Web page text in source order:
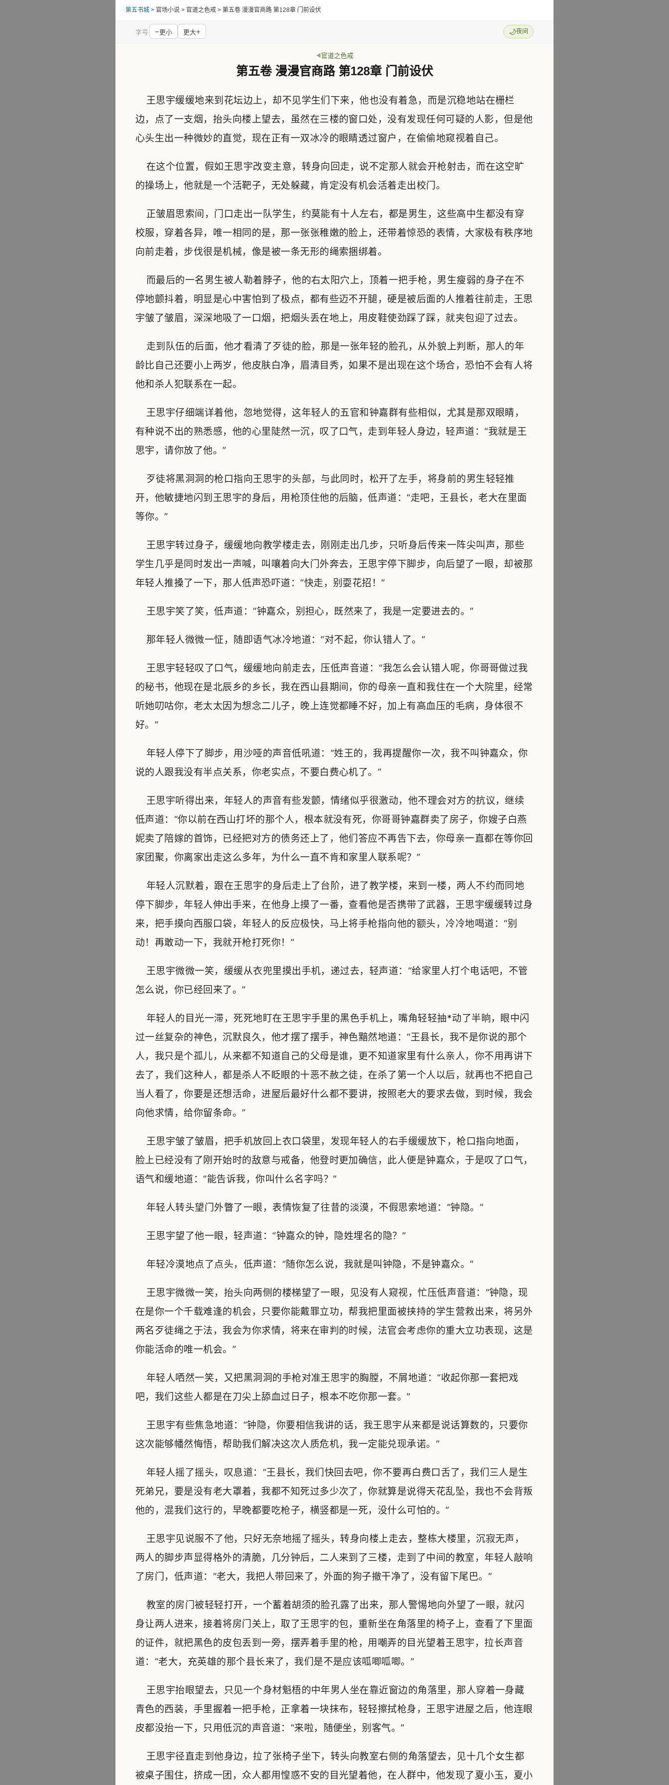
第五书城 > 官场小说 > 官道之色戒 > 第五卷 漫漫官商路 第128章 门前设伏
字号 −更小 更大+ 🌙夜间
官道之色戒
第五卷 漫漫官商路 第128章 门前设伏
王思宇缓缓地来到花坛边上，却不见学生们下来，他也没有着急，而是沉稳地站在栅栏
边，点了一支烟，抬头向楼上望去，虽然在三楼的窗口处，没有发现任何可疑的人影，但是他
心头生出一种微妙的直觉，现在正有一双冰冷的眼睛透过窗户，在偷偷地窥视着自己。
在这个位置，假如王思宇改变主意，转身向回走，说不定那人就会开枪射击，而在这空旷
的操场上，他就是一个活靶子，无处躲藏，肯定没有机会活着走出校门。
正皱眉思索间，门口走出一队学生，约莫能有十人左右，都是男生，这些高中生都没有穿
校服，穿着各异，唯一相同的是，那一张张稚嫩的脸上，还带着惊恐的表情，大家极有秩序地
向前走着，步伐很是机械，像是被一条无形的绳索捆绑着。
而最后的一名男生被人勒着脖子，他的右太阳穴上，顶着一把手枪，男生瘦弱的身子在不
停地颤抖着，明显是心中害怕到了极点，都有些迈不开腿，硬是被后面的人推着往前走，王思
宇皱了皱眉，深深地吸了一口烟，把烟头丢在地上，用皮鞋使劲踩了踩，就夹包迎了过去。
走到队伍的后面，他才看清了歹徒的脸，那是一张年轻的脸孔，从外貌上判断，那人的年
龄比自己还要小上两岁，他皮肤白净，眉清目秀，如果不是出现在这个场合，恐怕不会有人将
他和杀人犯联系在一起。
王思宇仔细端详着他，忽地觉得，这年轻人的五官和钟嘉群有些相似，尤其是那双眼睛，
有种说不出的熟悉感，他的心里陡然一沉，叹了口气，走到年轻人身边，轻声道：“我就是王
思宇，请你放了他。”
歹徒将黑洞洞的枪口指向王思宇的头部，与此同时，松开了左手，将身前的男生轻轻推
开，他敏捷地闪到王思宇的身后，用枪顶住他的后脑，低声道：“走吧，王县长，老大在里面
等你。”
王思宇转过身子，缓缓地向教学楼走去，刚刚走出几步，只听身后传来一阵尖叫声，那些
学生几乎是同时发出一声喊，叫嚷着向大门外奔去，王思宇停下脚步，向后望了一眼，却被那
年轻人推搡了一下，那人低声恐吓道：“快走，别耍花招！”
王思宇笑了笑，低声道：“钟嘉众，别担心，既然来了，我是一定要进去的。”
那年轻人微微一怔，随即语气冰冷地道：“对不起，你认错人了。”
王思宇轻轻叹了口气，缓缓地向前走去，压低声音道：“我怎么会认错人呢，你哥哥做过我
的秘书，他现在是北辰乡的乡长，我在西山县期间，你的母亲一直和我住在一个大院里，经常
听她叨咕你，老太太因为想念二儿子，晚上连觉都睡不好，加上有高血压的毛病，身体很不
好。”
年轻人停下了脚步，用沙哑的声音低吼道：“姓王的，我再提醒你一次，我不叫钟嘉众，你
说的人跟我没有半点关系，你老实点，不要白费心机了。”
王思宇听得出来，年轻人的声音有些发颤，情绪似乎很激动，他不理会对方的抗议，继续
低声道：“你以前在西山打坏的那个人，根本就没有死，你哥哥钟嘉群卖了房子，你嫂子白燕
妮卖了陪嫁的首饰，已经把对方的债务还上了，他们答应不再告下去，你母亲一直都在等你回
家团聚，你离家出走这么多年，为什么一直不肯和家里人联系呢？”
年轻人沉默着，跟在王思宇的身后走上了台阶，进了教学楼，来到一楼，两人不约而同地
停下脚步，年轻人伸出手来，在他身上摸了一番，查看他是否携带了武器，王思宇缓缓转过身
来，把手摸向西服口袋，年轻人的反应极快，马上将手枪指向他的额头，冷冷地喝道：“别
动！再敢动一下，我就开枪打死你！”
王思宇微微一笑，缓缓从衣兜里摸出手机，递过去，轻声道：“给家里人打个电话吧，不管
怎么说，你已经回来了。”
年轻人的目光一滞，死死地盯在王思宇手里的黑色手机上，嘴角轻轻抽*动了半晌，眼中闪
过一丝复杂的神色，沉默良久，他才摆了摆手，神色黯然地道：“王县长，我不是你说的那个
人，我只是个孤儿，从来都不知道自己的父母是谁，更不知道家里有什么亲人，你不用再讲下
去了，我们这种人，都是杀人不眨眼的十恶不赦之徒，在杀了第一个人以后，就再也不把自己
当人看了，你要是还想活命，进屋后最好什么都不要讲，按照老大的要求去做，到时候，我会
向他求情，给你留条命。”
王思宇皱了皱眉，把手机放回上衣口袋里，发现年轻人的右手缓缓放下，枪口指向地面，
脸上已经没有了刚开始时的敌意与戒备，他登时更加确信，此人便是钟嘉众，于是叹了口气，
语气和缓地道：“能告诉我，你叫什么名字吗？”
年轻人转头望门外瞥了一眼，表情恢复了往昔的淡漠，不假思索地道：“钟隐。”
王思宇望了他一眼，轻声道：“钟嘉众的钟，隐姓埋名的隐？”
年轻冷漠地点了点头，低声道：“随你怎么说，我就是叫钟隐，不是钟嘉众。”
王思宇微微一笑，抬头向两侧的楼梯望了一眼，见没有人窥视，忙压低声音道：“钟隐，现
在是你一个千载难逢的机会，只要你能戴罪立功，帮我把里面被挟持的学生营救出来，将另外
两名歹徒绳之于法，我会为你求情，将来在审判的时候，法官会考虑你的重大立功表现，这是
你能活命的唯一机会。”
年轻人哂然一笑，又把黑洞洞的手枪对准王思宇的胸膛，不屑地道：“收起你那一套把戏
吧，我们这些人都是在刀尖上舔血过日子，根本不吃你那一套。”
王思宇有些焦急地道：“钟隐，你要相信我讲的话，我王思宇从来都是说话算数的，只要你
这次能够幡然悔悟，帮助我们解决这次人质危机，我一定能兑现承诺。”
年轻人摇了摇头，叹息道：“王县长，我们快回去吧，你不要再白费口舌了，我们三人是生
死弟兄，要是没有老大罩着，我都不知死过多少次了，你就算是说得天花乱坠，我也不会背叛
他的，混我们这行的，早晚都要吃枪子，横竖都是一死，没什么可怕的。”
王思宇见说服不了他，只好无奈地摇了摇头，转身向楼上走去，整栋大楼里，沉寂无声，
两人的脚步声显得格外的清脆，几分钟后，二人来到了三楼，走到了中间的教室，年轻人敲响
了房门，低声道：“老大，我把人带回来了，外面的狗子撤干净了，没有留下尾巴。”
教室的房门被轻轻打开，一个蓄着胡须的脸孔露了出来，那人警惕地向外望了一眼，就闪
身让两人进来，接着将房门关上，取了王思宇的包，重新坐在角落里的椅子上，查看了下里面
的证件，就把黑色的皮包丢到一旁，摆弄着手里的枪，用嘲弄的目光望着王思宇，拉长声音
道：“老大，充英雄的那个县长来了，我们是不是应该呱唧呱唧。”
王思宇抬眼望去，只见一个身材魁梧的中年男人坐在靠近窗边的角落里，那人穿着一身藏
青色的西装，手里握着一把手枪，正拿着一块抹布，轻轻擦拭枪身，王思宇进屋之后，他连眼
皮都没抬一下，只用低沉的声音道：“来啦，随便坐，别客气。”
王思宇径直走到他身边，拉了张椅子坐下，转头向教室右侧的角落望去，见十几个女生都
被桌子围住，挤成一团，众人都用惶惑不安的目光望着他，在人群中，他发现了夏小玉，夏小